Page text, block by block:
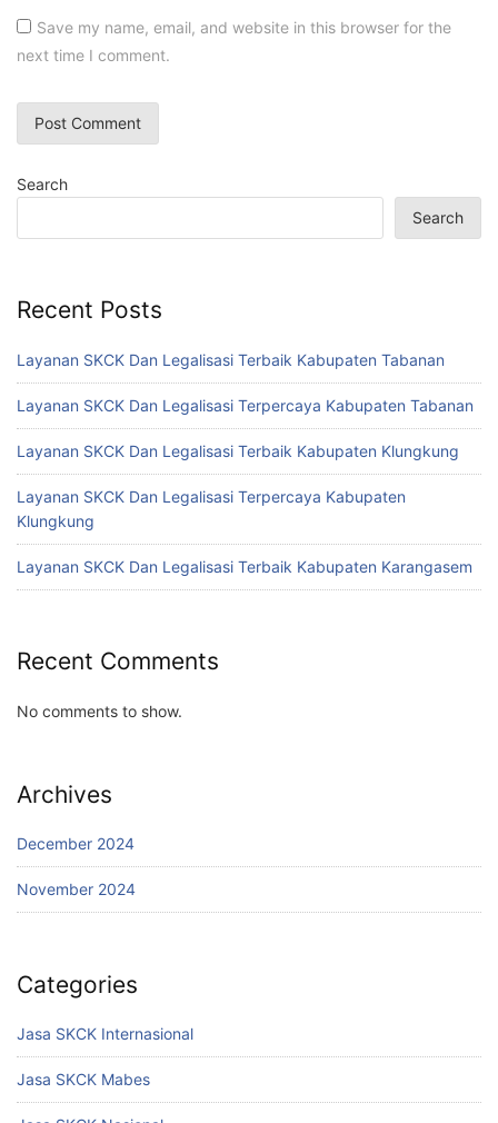
Save my name, email, and website in this browser for the
next time I comment.
Search
Search
Recent Posts
Layanan SKCK Dan Legalisasi Terbaik Kabupaten Tabanan
Layanan SKCK Dan Legalisasi Terpercaya Kabupaten Tabanan
Layanan SKCK Dan Legalisasi Terbaik Kabupaten Klungkung
Layanan SKCK Dan Legalisasi Terpercaya Kabupaten
Klungkung
Layanan SKCK Dan Legalisasi Terbaik Kabupaten Karangasem
Recent Comments
No comments to show.
Archives
December 2024
November 2024
Categories
Jasa SKCK Internasional
Jasa SKCK Mabes